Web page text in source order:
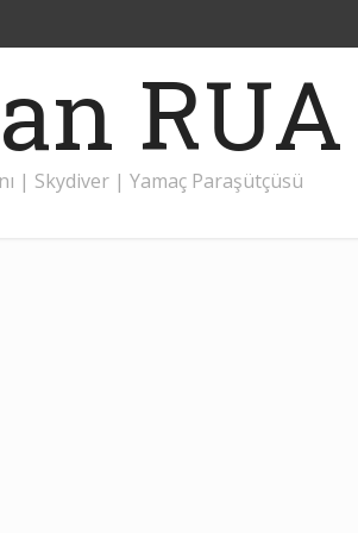
RUA
| Skydiver | Yamaç Paraşütçüsü